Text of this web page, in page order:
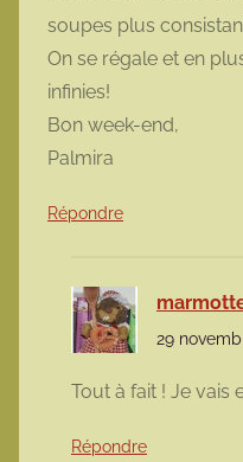
soupes plus
On se régale et en
infinies!
Bon week-end,
Palmira
Répondre
29
Tout à fait ! Je vais
Répondre